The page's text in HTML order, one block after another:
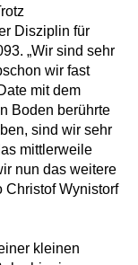
Disziplin für
„Wir sind sehr
wir fast
mit dem
Boden berührte
sind wir sehr
mittlerweile
nun das weitere
Christof Wynistorf
kleinen